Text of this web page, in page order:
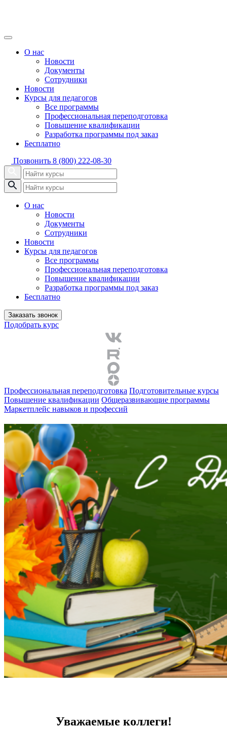
О нас
Новости
Документы
Сотрудники
Новости
Курсы для педагогов
Все программы
Профессиональная переподготовка
Повышение квалификации
Разработка программы под заказ
Бесплатно
Позвонить 8 (800) 222-08-30
О нас
Новости
Документы
Сотрудники
Новости
Курсы для педагогов
Все программы
Профессиональная переподготовка
Повышение квалификации
Разработка программы под заказ
Бесплатно
Заказать звонок
Подобрать курс
Профессиональная переподготовка Подготовительные курсы
Повышение квалификации Общеразвивающие программы
Маркетплейс навыков и профессий
Уважаемые коллеги!